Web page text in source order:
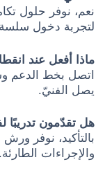
نعم، نوفر حلول
لتجربة دخول سلسة
ماذا أفعل عند
اتصل بخط
يصل الفنيّ.
هل تقدّمون تدريبًا
بالتأكيد، نوفر
والإجراءات الطارئة.